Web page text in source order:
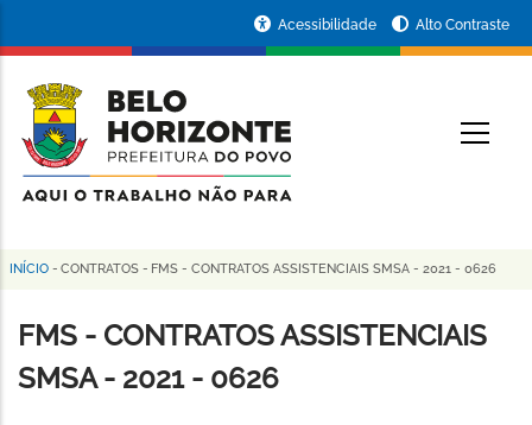
conteúdo
principal
da
Prefeitura
de
Horizonte
Acessibilidade Alto Contraste
Trilha
de
navegação
INÍCIO - CONTRATOS - FMS - CONTRATOS ASSISTENCIAIS SMSA - 2021 - 0626
FMS - CONTRATOS ASSISTENCIAIS
SMSA - 2021 - 0626